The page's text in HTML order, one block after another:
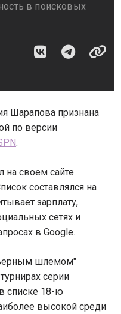
в поисковых
Шарапова признана
по версии
.
на своем сайте
составлялся на
зарплату,
сетях и
в Google.
шлемом"
серии
списке 18-ю
высокой среди